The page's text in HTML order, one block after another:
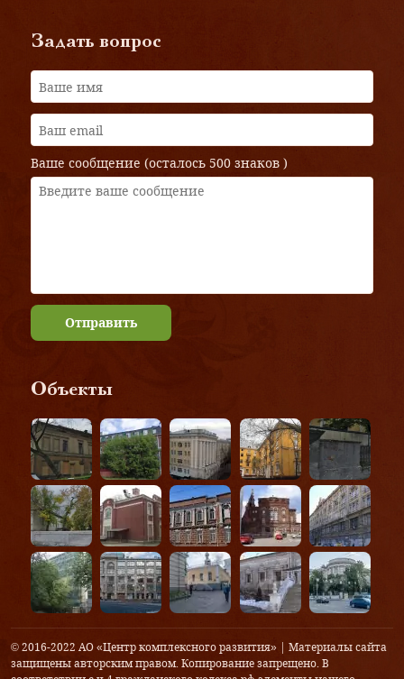
Задать вопрос
Ваше сообщение (осталось 500 знаков )
Отправить
Объекты
© 2016-2022 АО «Центр комплексного развития» | Материалы сайта
защищены авторским правом. Копирование запрещено. В